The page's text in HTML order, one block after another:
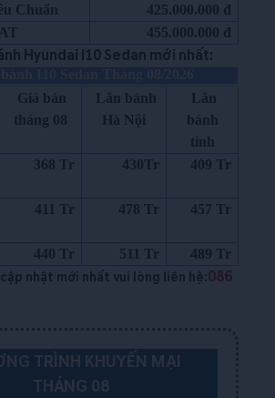
Chuẩn
425.000.000 đ
455.000.000 đ
Hyundai I10 Sedan mới nhất:
Giá bán
tháng 08
Lăn bánh
Hà Nội
Lăn
bánh
tỉnh
368 Tr 430Tr 409 Tr
411 Tr 478 Tr 457 Tr
440 Tr 511 Tr
489 Tr
nhật mới nhất vui lòng liên hệ:086
TRÌNH KHUYẾN MẠI
THÁNG 08